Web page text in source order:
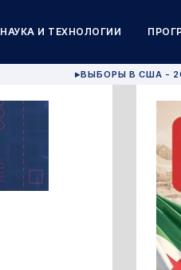
НАУКА И ТЕХНОЛОГИИ
▶ВЫБОРЫ В США -